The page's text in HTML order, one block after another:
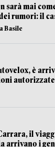
sarà mai
rumori: il
Basile
è
autorizzate
il
arrivano i